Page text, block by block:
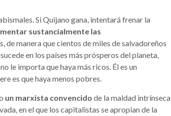
Si Quijano gana, intentará frenar la
sustancialmente las
de manera que cientos de miles de salvadoreños
en los países más prósperos del planeta,
le importa que haya más ricos. Él es un
es que haya menos pobres.
un marxista convencido de la maldad intrínseca
en el que los capitalistas se apropian de la